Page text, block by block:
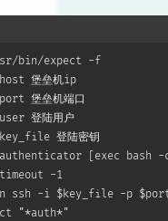
bin/expect -f
堡垒机ip
堡垒机端口
登陆用户
登陆密钥
[exec bash -c
-1
ssh -i $key_file -p $port
"*auth*"